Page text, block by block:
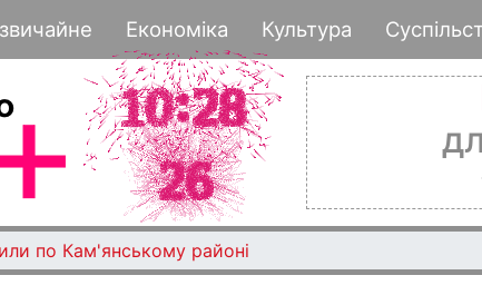
до
основного
Економіка Культура
по Кам'янському районі